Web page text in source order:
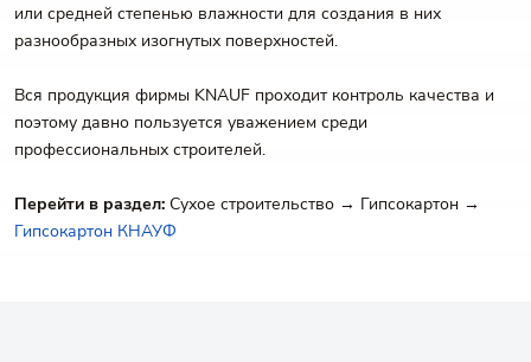
или средней степенью влажности для создания в них
разнообразных изогнутых поверхностей.
Вся продукция фирмы KNAUF проходит контроль качества и
поэтому давно пользуется уважением среди
профессиональных строителей.
Перейти в раздел: Сухое строительство → Гипсокартон →
Гипсокартон КНАУФ